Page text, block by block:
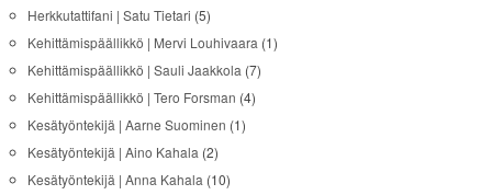
Herkkutattifani | Satu Tietari (5)
Kehittämispäällikkö | Mervi Louhivaara (1)
Kehittämispäällikkö | Sauli Jaakkola (7)
Kehittämispäällikkö | Tero Forsman (4)
Kesätyöntekijä | Aarne Suominen (1)
Kesätyöntekijä | Aino Kahala (2)
Kesätyöntekijä | Anna Kahala (10)